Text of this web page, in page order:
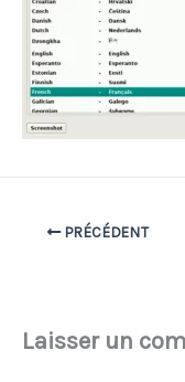
PRÉCÉDENT
Laisser un